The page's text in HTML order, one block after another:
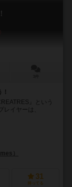
』という
イヤーは、
）
31
持ってる